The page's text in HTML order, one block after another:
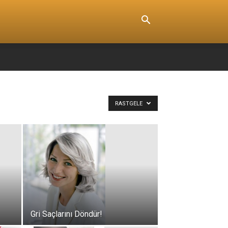
RASTGELE
Gri Saçlarını Döndür!